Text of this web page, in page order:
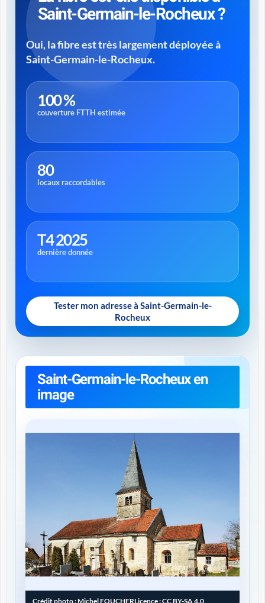
Saint-Germain-le-Rocheux ?
Oui, la fibre est très largement déployée à
Saint-Germain-le-Rocheux.
100 %
couverture FTTH estimée
80
locaux raccordables
T4 2025
dernière donnée
Tester mon adresse à Saint-Germain-le-
Rocheux
Saint-Germain-le-Rocheux en
image
Crédit photo :Michel FOUCHERLicence :CC BY-SA 4.0